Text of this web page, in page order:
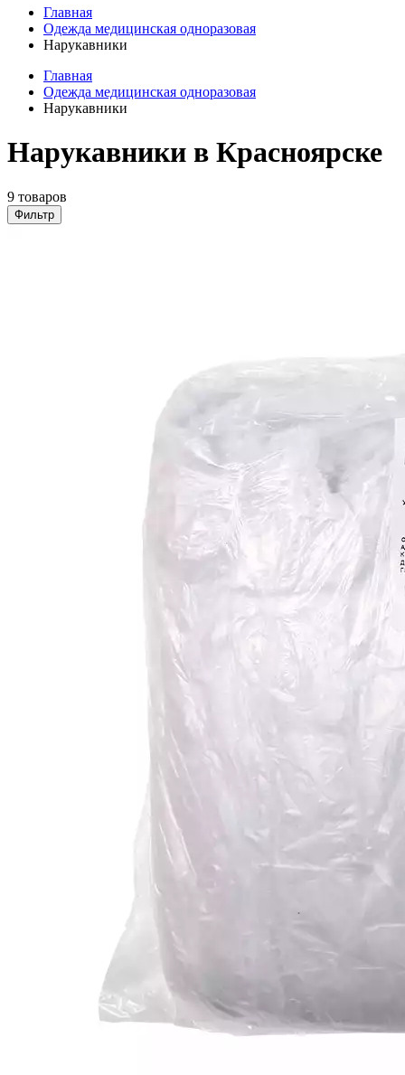
Главная
Одежда медицинская одноразовая
Нарукавники
Главная
Одежда медицинская одноразовая
Нарукавники
Нарукавники в Красноярске
9 товаров
Фильтр